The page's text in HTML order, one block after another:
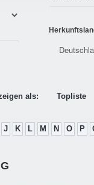
als: Topliste
J K L M N O P